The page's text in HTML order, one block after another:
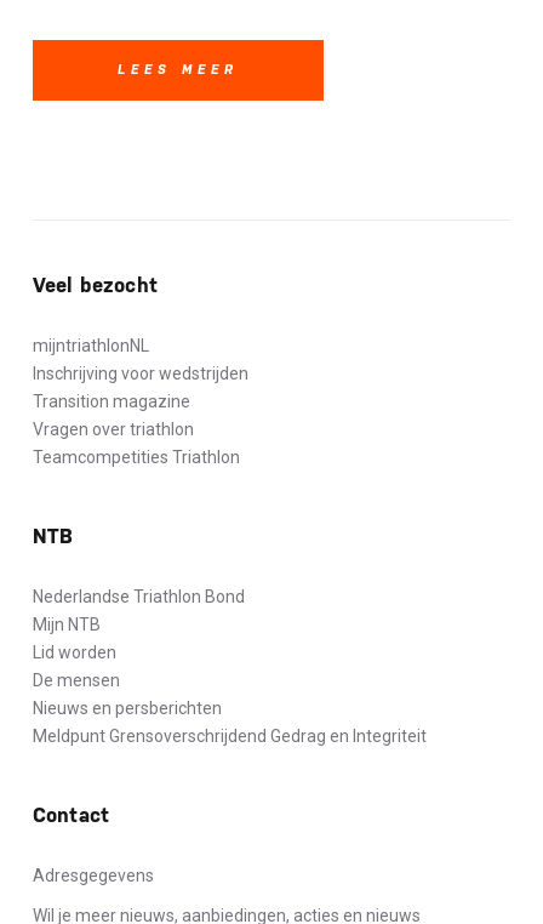
LEES MEER
Veel bezocht
mijntriathlonNL
Inschrijving voor wedstrijden
Transition magazine
Vragen over triathlon
Teamcompetities Triathlon
NTB
Nederlandse Triathlon Bond
Mijn NTB
Lid worden
De mensen
Nieuws en persberichten
Meldpunt Grensoverschrijdend Gedrag en Integriteit
Contact
Adresgegevens
Wil je meer nieuws, aanbiedingen, acties en nieuws